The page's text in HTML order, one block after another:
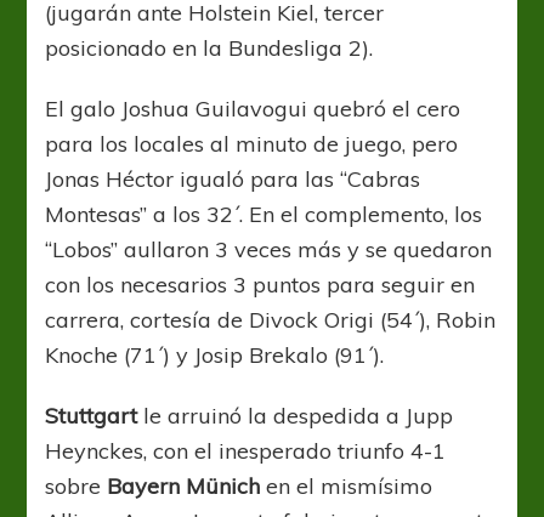
(jugarán ante Holstein Kiel, tercer
posicionado en la Bundesliga 2).
El galo Joshua Guilavogui quebró el cero
para los locales al minuto de juego, pero
Jonas Héctor igualó para las “Cabras
Montesas” a los 32´. En el complemento, los
“Lobos” aullaron 3 veces más y se quedaron
con los necesarios 3 puntos para seguir en
carrera, cortesía de Divock Origi (54´), Robin
Knoche (71´) y Josip Brekalo (91´).
Stuttgartle arruinó la despedida a Jupp
Heynckes, con el inesperado triunfo 4-1
sobre Bayern Münich en el mismísimo